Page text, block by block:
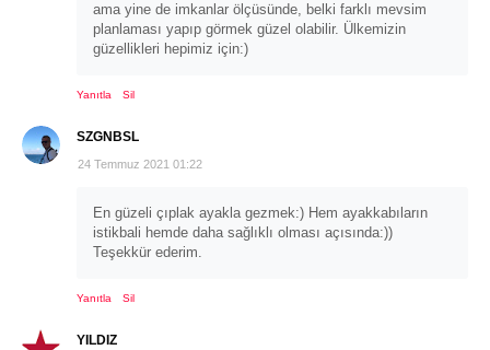
ama yine de imkanlar ölçüsünde, belki farklı mevsim
planlaması yapıp görmek güzel olabilir. Ülkemizin
güzellikleri hepimiz için:)
Yanıtla Sil
SZGNBSL
24 Temmuz 2021 01:22
En güzeli çıplak ayakla gezmek:) Hem ayakkabıların
istikbali hemde daha sağlıklı olması açısında:))
Teşekkür ederim.
Yanıtla Sil
YILDIZ